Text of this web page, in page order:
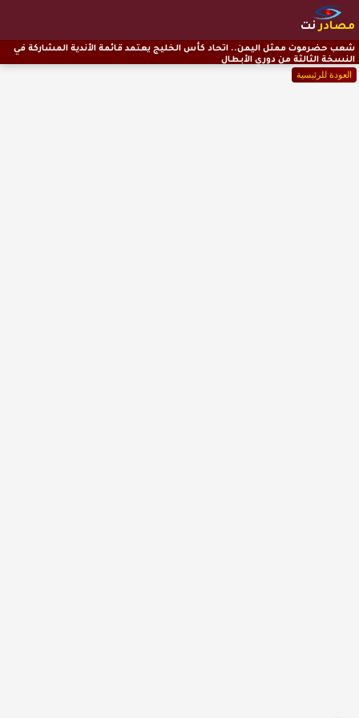
مصادرنت
العودة للرئيسية
شعب حضرموت ممثل اليمن.. اتحاد كأس الخليج يعتمد قائمة الأندية المشاركة في
النسخة الثالثة من دوري الأبطال